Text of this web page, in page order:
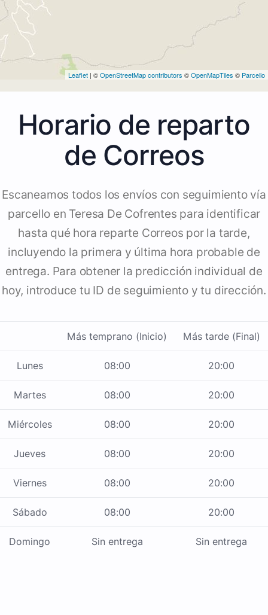
Leaflet | ©OpenStreetMap contributors ©OpenMapTiles © Parcello
Horario de reparto
de Correos
Escaneamos todos los envíos con seguimiento vía
parcello en Teresa De Cofrentes para identificar
hasta qué hora reparte Correos por la tarde,
incluyendo la primera y última hora probable de
entrega. Para obtener la predicción individual de
hoy, introduce tu ID de seguimiento y tu dirección.
Más temprano (Inicio) Más tarde (Final)
Lunes 08:00 20:00
Martes 08:00 20:00
Miércoles 08:00 20:00
Jueves 08:00 20:00
Viernes 08:00 20:00
Sábado 08:00 20:00
Domingo Sin entrega Sin entrega